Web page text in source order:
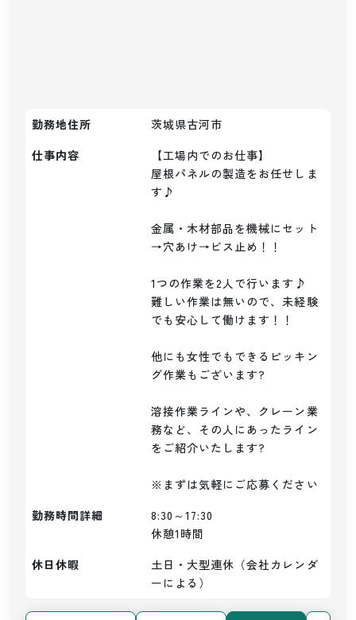
勤務地住所
茨城県古河市
仕事内容
【工場内でのお仕事】
屋根パネルの製造をお任せしま
す♪
金属・木材部品を機械にセット
→穴あけ→ビス止め！！
1つの作業を2人で行います♪
難しい作業は無いので、未経験
でも安心して働けます！！
他にも女性でもできるピッキン
グ作業もございます?
溶接作業ラインや、クレーン業
務など、その人にあったライン
をご紹介いたします?
※まずは気軽にご応募ください
勤務時間詳細
8:30～17:30
休憩1時間
休日休暇
土日・大型連休（会社カレンダ
ーによる）